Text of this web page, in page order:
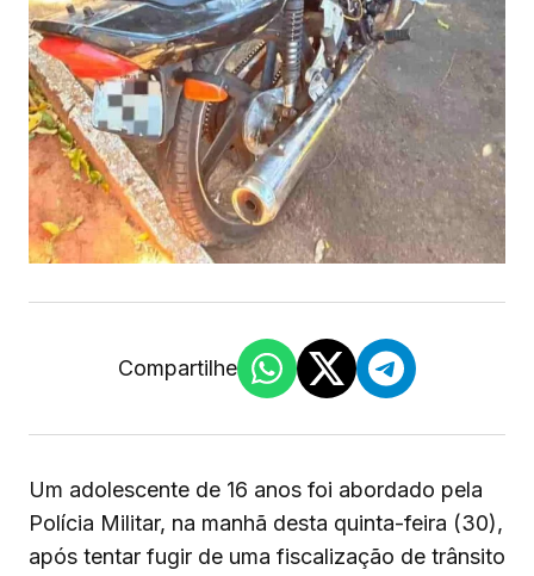
Compartilhe
Um adolescente de 16 anos foi abordado pela
Polícia Militar, na manhã desta quinta-feira (30),
após tentar fugir de uma fiscalização de trânsito